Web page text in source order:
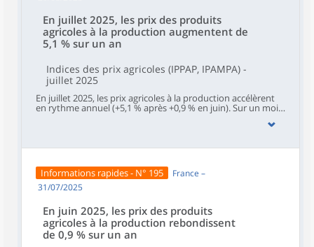
En juillet 2025, les prix des produits
agricoles à la production augmentent de
5,1 % sur un an
Indices des prix agricoles (IPPAP, IPAMPA) -
juillet 2025
En juillet 2025, les prix agricoles à la production accélèrent
en rythme annuel (+5,1 % après +0,9 % en juin). Sur un mois,
les prix à la production des produits agricoles non impactés
pots – sont quasi stables (‑0,1 % après +1,0 % en juin).Les
un an pour le vingt-septième mois consécutif (‑0,2 % en
juillet après ‑0,6 % en juin). Ils ralentissent sur un mois
(+0,2 % après +0,5 %).
Informations rapides - N° 195
France –
31/07/2025
En juin 2025, les prix des produits
agricoles à la production rebondissent
de 0,9 % sur un an